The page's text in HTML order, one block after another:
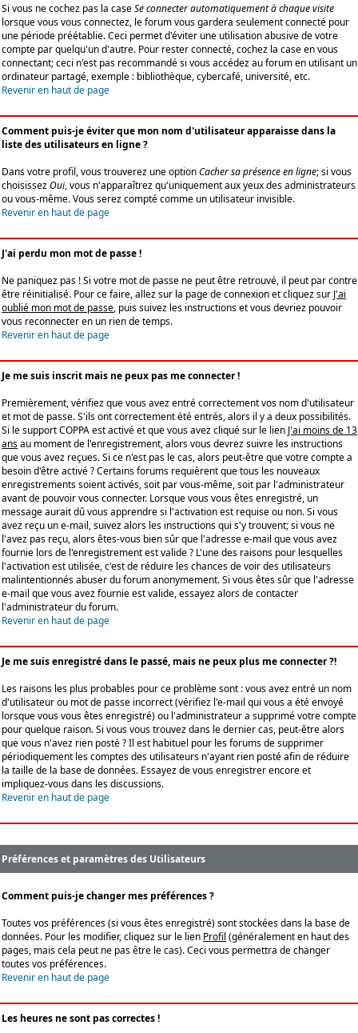
Si vous ne cochez pas la caseSe connecter automatiquement à chaque visite
lorsque vous vous connectez, le forum vous gardera seulement connecté pour
une période préétablie. Ceci permet d'éviter une utilisation abusive de votre
compte par quelqu'un d'autre. Pour rester connecté, cochez la case en vous
connectant; ceci n'est pas recommandé si vous accédez au forum en utilisant un
ordinateur partagé, exemple : bibliothèque, cybercafé, université, etc.
Revenir en haut de page
Comment puis-je éviter que mon nom d'utilisateur apparaisse dans la
liste des utilisateurs en ligne ?
Dans votre profil, vous trouverez une optionCacher sa présence en ligne; si vous
choisissezOui, vous n'apparaîtrez qu'uniquement aux yeux des administrateurs
ou vous-même. Vous serez compté comme un utilisateur invisible.
Revenir en haut de page
J'ai perdu mon mot de passe !
Ne paniquez pas ! Si votre mot de passe ne peut être retrouvé, il peut par contre
être réinitialisé. Pour ce faire, allez sur la page de connexion et cliquez sur J'ai
oublié mon mot de passe, puis suivez les instructions et vous devriez pouvoir
vous reconnecter en un rien de temps.
Revenir en haut de page
Je me suis inscrit mais ne peux pas me connecter !
Premièrement, vérifiez que vous avez entré correctement vos nom d'utilisateur
et mot de passe. S'ils ont correctement été entrés, alors il y a deux possibilités.
Si le support COPPA est activé et que vous avez cliqué sur le lien J'ai moins de 13
ansau moment de l'enregistrement, alors vous devrez suivre les instructions
que vous avez reçues. Si ce n'est pas le cas, alors peut-être que votre compte a
besoin d'être activé ? Certains forums requièrent que tous les nouveaux
enregistrements soient activés, soit par vous-même, soit par l'administrateur
avant de pouvoir vous connecter. Lorsque vous vous êtes enregistré, un
message aurait dû vous apprendre si l'activation est requise ou non. Si vous
avez reçu un e-mail, suivez alors les instructions qui s'y trouvent; si vous ne
l'avez pas reçu, alors êtes-vous bien sûr que l'adresse e-mail que vous avez
fournie lors de l'enregistrement est valide ? L'une des raisons pour lesquelles
l'activation est utilisée, c'est de réduire les chances de voir des utilisateurs
malintentionnés abuser du forum anonymement. Si vous êtes sûr que l'adresse
e-mail que vous avez fournie est valide, essayez alors de contacter
l'administrateur du forum.
Revenir en haut de page
Je me suis enregistré dans le passé, mais ne peux plus me connecter ?!
Les raisons les plus probables pour ce problème sont : vous avez entré un nom
d'utilisateur ou mot de passe incorrect (vérifiez l'e-mail qui vous a été envoyé
lorsque vous vous êtes enregistré) ou l'administrateur a supprimé votre compte
pour quelque raison. Si vous vous trouvez dans le dernier cas, peut-être alors
que vous n'avez rien posté ? Il est habituel pour les forums de supprimer
périodiquement les comptes des utilisateurs n'ayant rien posté afin de réduire
la taille de la base de données. Essayez de vous enregistrer encore et
impliquez-vous dans les discussions.
Revenir en haut de page
Préférences et paramètres des Utilisateurs
Comment puis-je changer mes préférences ?
Toutes vos préférences (si vous êtes enregistré) sont stockées dans la base de
données. Pour les modifier, cliquez sur le lien Profil (généralement en haut des
pages, mais cela peut ne pas être le cas). Ceci vous permettra de changer
toutes vos préférences.
Revenir en haut de page
Les heures ne sont pas correctes !